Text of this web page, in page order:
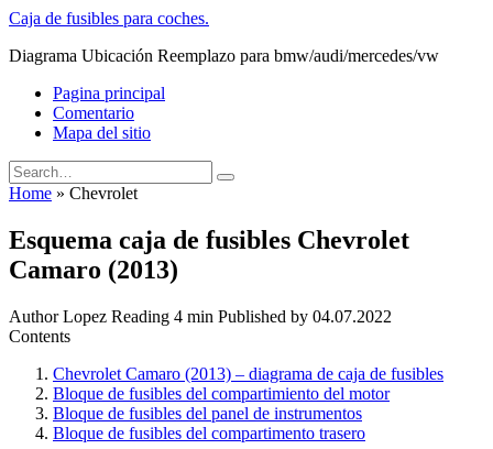
Skip
content
Caja de fusibles para coches.
Diagrama Ubicación Reemplazo para bmw/audi/mercedes/vw
Pagina principal
Comentario
Mapa del sitio
Search
for:
Home » Chevrolet
Esquema caja de fusibles Chevrolet
Camaro (2013)
AuthorLopez Reading 4 min Published by 04.07.2022
Contents
Chevrolet Camaro (2013) – diagrama de caja de fusibles
Bloque de fusibles del compartimiento del motor
Bloque de fusibles del panel de instrumentos
Bloque de fusibles del compartimento trasero